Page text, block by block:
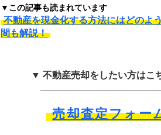
▼この記事も読まれています
不動産を現金化する方法にはどのよ
間も解説！
▼ 不動産売却をしたい方はこ
売却査定フォー